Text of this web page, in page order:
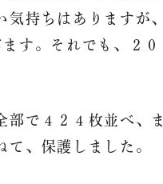
気持ちはありますが
す。それでも、２
部で４２４枚並べ、
て、保護しました。